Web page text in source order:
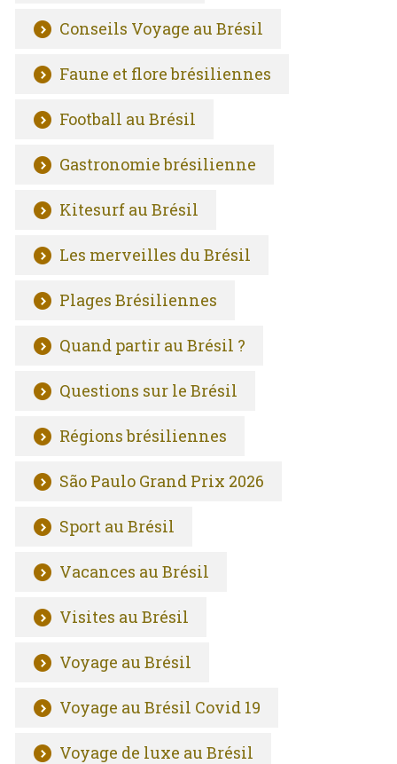
Conseils Voyage au Brésil
Faune et flore brésiliennes
Football au Brésil
Gastronomie brésilienne
Kitesurf au Brésil
Les merveilles du Brésil
Plages Brésiliennes
Quand partir au Brésil ?
Questions sur le Brésil
Régions brésiliennes
São Paulo Grand Prix 2026
Sport au Brésil
Vacances au Brésil
Visites au Brésil
Voyage au Brésil
Voyage au Brésil Covid 19
Voyage de luxe au Brésil